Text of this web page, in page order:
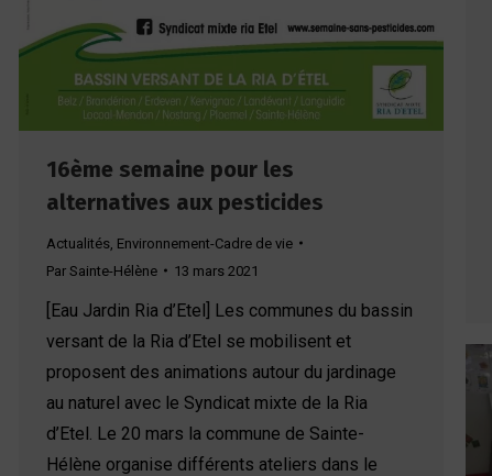
16ème semaine pour les
alternatives aux pesticides
Actualités Environnement-Cadre de vie
Par Sainte-Hélène 13 mars 2021
[Eau Jardin Ria d’Etel] Les communes du bassin
versant de la Ria d’Etel se mobilisent et
proposent des animations autour du jardinage
au naturel avec le Syndicat mixte de la Ria
d’Etel. Le 20 mars la commune de Sainte-
Hélène organise différents ateliers dans le